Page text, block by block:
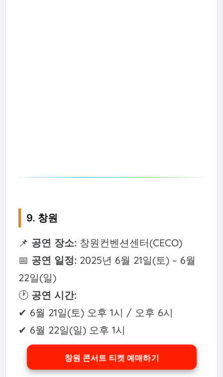
9. 창원
📌 공연 장소: 창원컨벤션센터(CECO)
📅 공연 일정: 2025년 6월 21일(토) ~ 6월
22일(일)
🕐 공연 시간:
✔ 6월 21일(토) 오후 1시 / 오후 6시
✔ 6월 22일(일) 오후 1시
창원 콘서트 티켓 예매하기